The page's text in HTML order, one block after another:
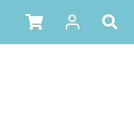
DER AUSGABE